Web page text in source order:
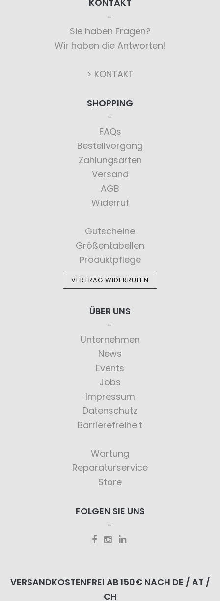
KONTAKT
Sie haben Fragen?
Wir haben die Antworten!
> KONTAKT
SHOPPING
FAQs
Bestellvorgang
Zahlungsarten
Versand
AGB
Widerruf
Gutscheine
Größentabellen
Produktpflege
VERTRAG WIDERRUFEN
ÜBER UNS
Unternehmen
News
Events
Jobs
Impressum
Datenschutz
Barrierefreiheit
Wartung
Reparaturservice
Store
FOLGEN SIE UNS
VERSANDKOSTENFREI AB 150€ NACH DE / AT /
CH